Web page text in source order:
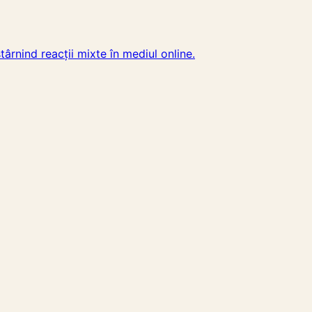
reacții mixte în mediul online.